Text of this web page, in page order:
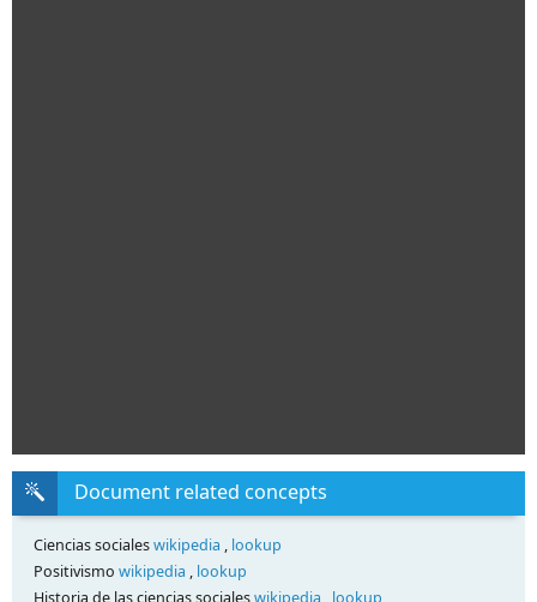
Document related concepts
Ciencias socialeswikipedia , lookup
Positivismo wikipedia , lookup